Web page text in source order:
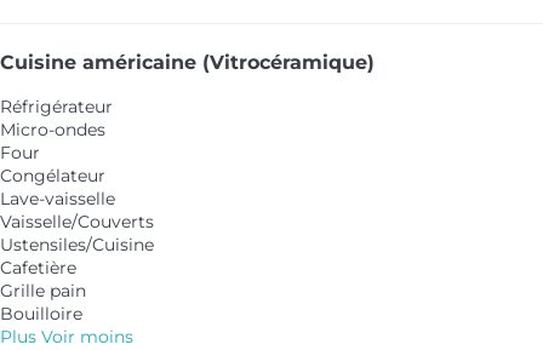
Cuisine américaine (Vitrocéramique)
Réfrigérateur
Micro-ondes
Four
Congélateur
Lave-vaisselle
Vaisselle/Couverts
Ustensiles/Cuisine
Cafetière
Grille pain
Bouilloire
Plus Voir moins